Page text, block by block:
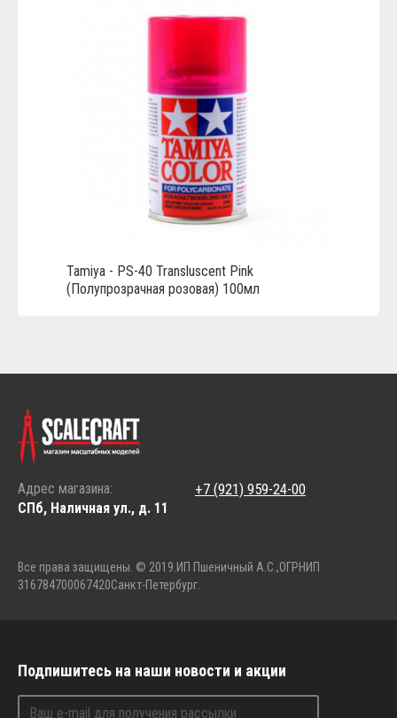
Tamiya - PS-40 Transluscent Pink
(Полупрозрачная розовая) 100мл
Адрес магазина:
СПб, Наличная ул., д. 11
+7 (921) 959-24-00
Все права защищены. © 2019. ИП Пшеничный А.С.,ОГРНИП
316784700067420Санкт-Петербург.
Подпишитесь на наши новости и акции